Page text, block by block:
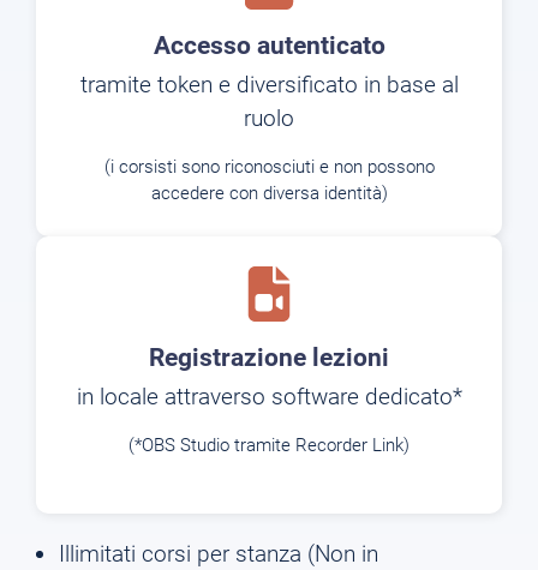
Accesso autenticato
tramite token e diversificato in base al
ruolo
(i corsisti sono riconosciuti e non possono
accedere con diversa identità)
Registrazione lezioni
in locale attraverso software dedicato*
(*OBS Studio tramite Recorder Link)
Illimitati corsi per stanza (Non in